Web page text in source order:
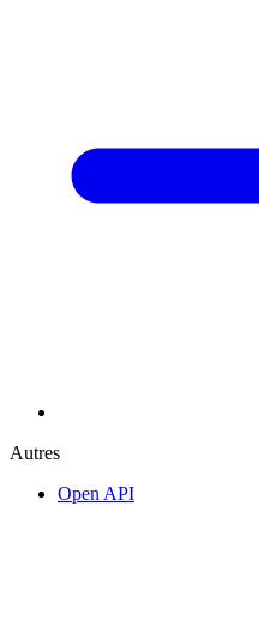
Autres
Open API